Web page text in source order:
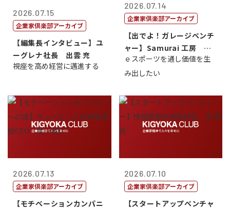
2026.07.15
企業家倶楽部アーカイブ
【編集長インタビュー】ユ
ーグレナ社長 出雲 充
視座を高め経営に邁進する
2026.07.14
企業家倶楽部アーカイブ
【出でよ！ガレージベンチ
ャー】Samurai 工房 代
表取締...
ｅスポーツを通し価値を生
み出したい
2026.07.13
企業家倶楽部アーカイブ
【モチベーションカンパニ
2026.07.10
企業家倶楽部アーカイブ
【スタートアップベンチャ